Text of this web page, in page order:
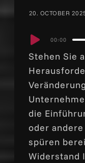
20. OCTOBER
Audio00:00
Stehen Sie
die
oder
spüren
Widerstand